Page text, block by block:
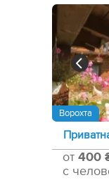
Ворохта
от 400
с